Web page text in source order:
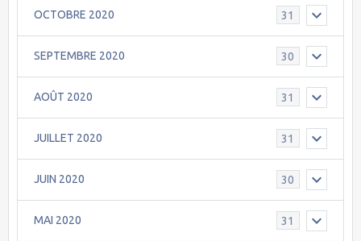
OCTOBRE 2020 31
SEPTEMBRE 2020 30
AOÛT 2020 31
JUILLET 2020 31
JUIN 2020 30
MAI 2020 31